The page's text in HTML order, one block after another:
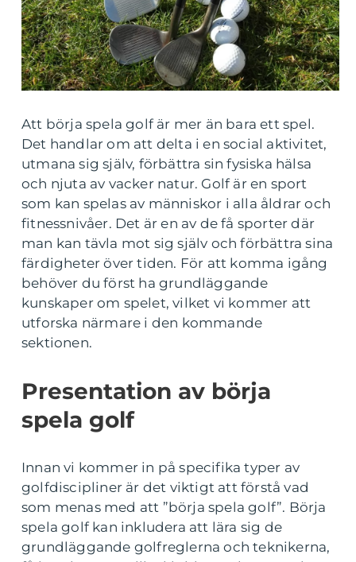
Att börja spela golf är mer än bara ett spel.
Det handlar om att delta i en social aktivitet,
utmana sig själv, förbättra sin fysiska hälsa
och njuta av vacker natur. Golf är en sport
som kan spelas av människor i alla åldrar och
fitnessnivåer. Det är en av de få sporter där
man kan tävla mot sig själv och förbättra sina
färdigheter över tiden. För att komma igång
behöver du först ha grundläggande
kunskaper om spelet, vilket vi kommer att
utforska närmare i den kommande
sektionen.
Presentation av börja
spela golf
Innan vi kommer in på specifika typer av
golfdiscipliner är det viktigt att förstå vad
som menas med att ”börja spela golf”. Börja
spela golf kan inkludera att lära sig de
grundläggande golfreglerna och teknikerna,